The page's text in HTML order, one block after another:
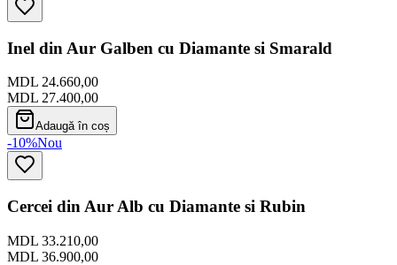
Inel din Aur Galben cu Diamante si Smarald
MDL 24.660,00
MDL 27.400,00
Adaugă în coș
-10%Nou
Cercei din Aur Alb cu Diamante si Rubin
MDL 33.210,00
MDL 36.900,00